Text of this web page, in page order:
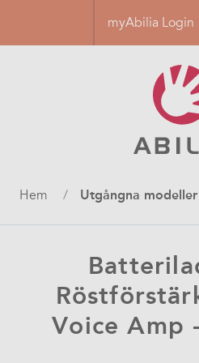
huvudinnehåll
myAbilia Login
Länkstig
Hem Utgångna
Voice Amp